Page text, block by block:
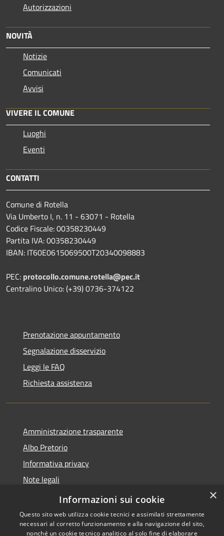
Autorizzazioni
NOVITÀ
Notizie
Comunicati
Avvisi
VIVERE IL COMUNE
Luoghi
Eventi
CONTATTI
Comune di Rotella
Via Umberto I, n. 11 - 63071 - Rotella
Codice Fiscale: 00358230449
Partita IVA: 00358230449
IBAN: IT60E0615069500T20340098883
PEC: protocollo.comune.rotella@pec.it
Centralino Unico: (+39) 0736-374122
Prenotazione appuntamento
Segnalazione disservizio
Leggi le FAQ
Richiesta assistenza
Amministrazione trasparente
Albo Pretorio
Informativa privacy
Note legali
Dichiarazione di accessibilità
×
Informazioni sui cookie
Questo sito web utilizza cookie tecnici e assimilati strettamente
necessari al corretto funzionamento e alla navigazione del sito,
nonché un cookie tecnico analitico al solo fine di elaborare